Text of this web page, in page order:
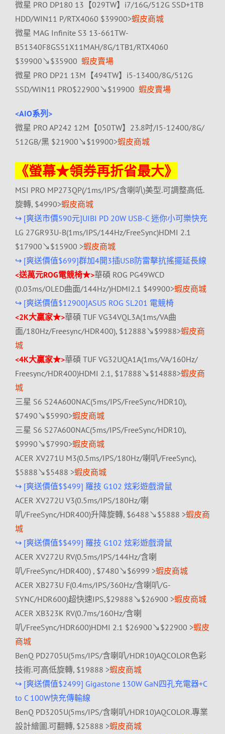
微星 PRO DP180 13【029TW】i7/16G/512G SSD+1TB
HDD/WIN11 P/RTX4060 $39900>蝦皮商城
微星 MAG Infinite S3 13-661TW-
B51340F8GS51X11MAH/8G/1TB1/RTX4060
$39900↘$35900 蝦皮賣場
微星 PRO DP21 13M【494TW】i5-13400/8G/512G
SSD/WIN11 PRO$22900↘$19900 蝦皮賣場
<AIO系列>
微星 PRO AP242 12M【050TW】23.8吋/I5-12400/8G/
512GB/黑 $21900↘$19900>蝦皮商城
《螢幕★領券再折省最大》
MSI PRO MP273QP(/1ms/IPS/含喇叭)美型.可調整高低.
旋轉, $4990>蝦皮商城
↪ [爽送市價590元]UIBI PD 20W USB-C 迷你小可樂快充
LG 27GR93U-B(1ms/IPS/144Hz/FreeSync)HDMI 2.1
$17900↘$15900 >蝦皮商城
↪ [爽送價值$699]群加4開3插USB防雷擊抗搖擺延長線
<送萬元ROG電競椅★>華碩 ROG PG49WCD
(0.03ms/OLED曲面/144Hz/)HDMI2.1 $49900>蝦皮商城
↪ [爽送價值$12900]ASUS ROG SL201 電競椅
<2K大贏家★>華碩 TUF VG34VQL3A(1ms/VA曲
面/180Hz/Freesync/HDR400), $12888↘$9988>蝦皮商
城
<4K大贏家★>華碩 TUF VG32UQA1A(1ms/VA/160Hz/
Freesync/HDR400)HDMI 2.1, $17888↘$14888>蝦皮商
城
三星 S6 S24A600NAC(5ms/IPS/FreeSync/HDR10),
$7490↘$5990>蝦皮商城
三星 S6 S27A600NAC(5ms/IPS/FreeSync/HDR10),
$9990↘$7990>蝦皮商城
ACER XV271U M3(0.5ms/IPS/180Hz/喇叭/FreeSync),
$5888↘$5488 >蝦皮商城
↪ [爽送價值$$499] 羅技 G102 炫彩遊戲滑鼠
ACER XV272U V3(0.5ms/IPS/180Hz/喇
叭/FreeSync/HDR400)升降旋轉, $6488↘$5888 >蝦皮商
城
↪ [爽送價值$$499] 羅技 G102 炫彩遊戲滑鼠
ACER XV272U RV(0.5ms/IPS/144Hz/含喇
叭/FreeSync/HDR400) , $7480↘$6999 >蝦皮商城
ACER XB273U F(0.4ms/IPS/360Hz/含喇叭/G-
SYNC/HDR600)超快速IPS,$29888↘$26900 >蝦皮商城
ACER XB323K RV(0.7ms/160Hz/含喇
叭/FreeSync/HDR600)HDMI 2.1 $26900↘$22900 >蝦皮
商城
BenQ PD2705U(5ms/IPS/含喇叭/HDR10)AQCOLOR色彩
技術.可高低旋轉, $19888 >蝦皮商城
↪ [爽送價值$2499] Gigastone 130W GaN四孔充電器+C
to C 100W快充傳輸線
BenQ PD3205U(5ms/IPS/含喇叭/HDR10)AQCOLOR.專業
設計繪圖.可翻轉, $25888 >蝦皮商城